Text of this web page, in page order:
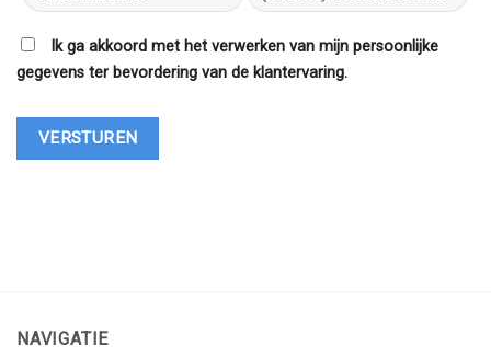
Ik ga akkoord met het verwerken van mijn persoonlijke
gegevens ter bevordering van de klantervaring.
NAVIGATIE